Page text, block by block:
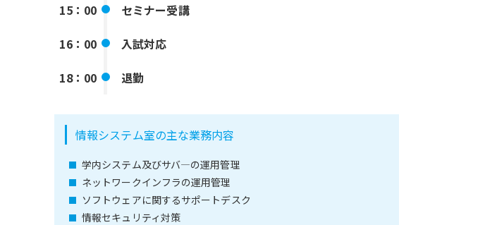
15：00
セミナー受講
16：00
入試対応
18：00
退勤
情報システム室の主な業務内容
学内システム及びサバ―の運用管理
ネットワークインフラの運用管理
ソフトウェアに関するサポートデスク
情報セキュリティ対策